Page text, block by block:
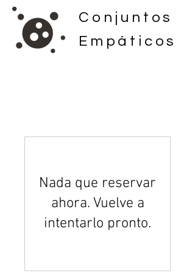
Conjuntos
Empáticos
Nada que reservar
ahora. Vuelve a
intentarlo pronto.